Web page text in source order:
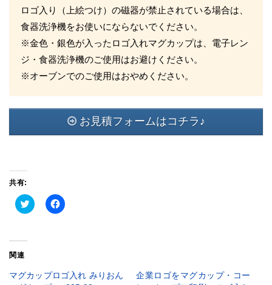
ロゴ入り（上絵つけ）の磁器が禁止されている場合は、
食器洗浄機をお使いにならないでください。
※金色・銀色が入ったロゴ入れマグカップは、電子レン
ジ・食器洗浄機のご使用はお避けください。
※オーブンでのご使用はおやめください。
お見積フォームはコチラ♪
共有:
ク
リ
有
(新
Facebook
で
リ
ッ
関連
マグカップロゴ入れ みりおん
企業ロゴをマグカップ・コー